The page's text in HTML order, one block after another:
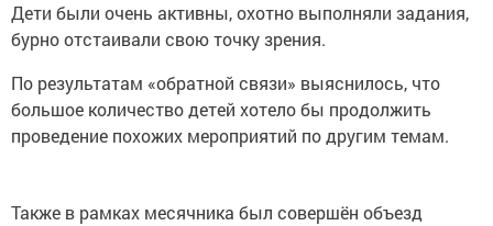
Дети были очень активны, охотно выполняли задания,
бурно отстаивали свою точку зрения.
По результатам «обратной связи» выяснилось, что
большое количество детей хотело бы продолжить
проведение похожих мероприятий по другим темам.
Также в рамках месячника был совершён объезд